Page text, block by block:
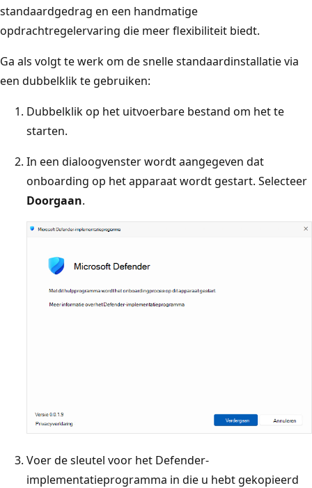
standaardgedrag en een handmatige
opdrachtregelervaring die meer flexibiliteit biedt.
Ga als volgt te werk om de snelle standaardinstallatie via
een dubbelklik te gebruiken:
Dubbelklik op het uitvoerbare bestand om het te
starten.
In een dialoogvenster wordt aangegeven dat
onboarding op het apparaat wordt gestart. Selecteer
Doorgaan.
Voer de sleutel voor het Defender-
implementatieprogramma in die u hebt gekopieerd